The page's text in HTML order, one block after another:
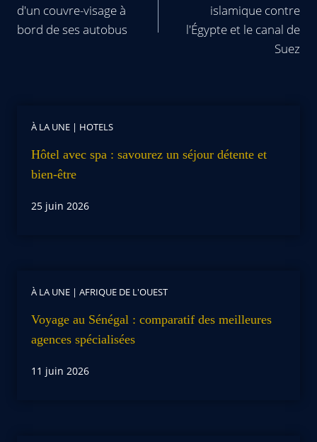
d'un couvre-visage à
bord de ses autobus
islamique contre
l'Égypte et le canal de
Suez
À LA UNE | HOTELS
Hôtel avec spa : savourez un séjour détente et
bien-être
25 juin 2026
À LA UNE | AFRIQUE DE L'OUEST
Voyage au Sénégal : comparatif des meilleures
agences spécialisées
11 juin 2026